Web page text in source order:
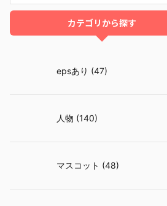
カテゴリから探す
epsあり (47)
人物 (140)
マスコット (48)